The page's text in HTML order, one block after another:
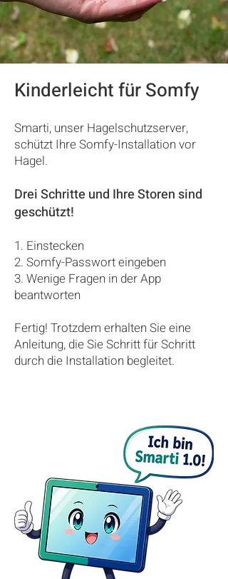
Kinderleicht für Somfy
Smarti, unser Hagelschutzserver,
schützt Ihre Somfy-Installation vor
Hagel.
Drei Schritte und Ihre Storen sind
geschützt!
1. Einstecken
2. Somfy-Passwort eingeben
3. Wenige Fragen in der App
beantworten
Fertig! ​ Trotzdem erhalten Sie eine
Anleitung, die Sie Schritt für Schritt
durch die Installation begleitet.